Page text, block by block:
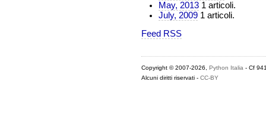
May, 2013 1 articoli.
July, 2009 1 articoli.
Feed RSS
Copyright © 2007-2026, Python Italia - Cf
Alcuni diritti riservati - CC-BY